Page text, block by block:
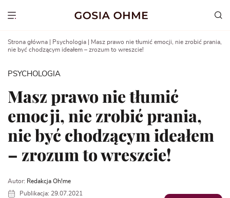
Show menu
Strona główna Psychologia
Masz prawo nie tłumić emocji, nie zrobić prania,
nie być chodzącym ideałem – zrozum to wreszcie!
PSYCHOLOGIA
Masz prawo nie tłumić
emocji, nie zrobić prania,
nie być chodzącym ideałem
– zrozum to wreszcie!
Autor: Redakcja Oh!me
Publikacja: 29.07.2021